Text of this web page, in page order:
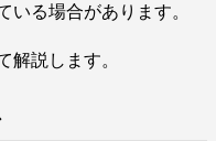
いる場合があります。
解説します。